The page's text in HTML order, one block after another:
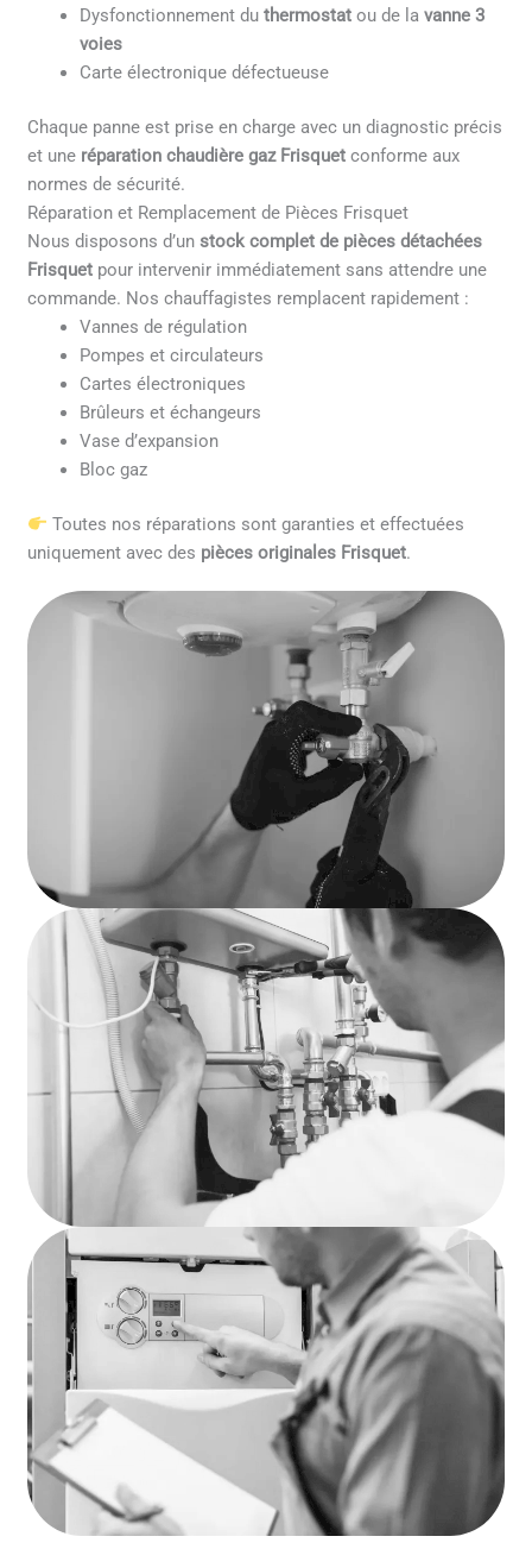
Dysfonctionnement duthermostat ou de lavanne 3
voies
Carte électronique défectueuse
Chaque panne est prise en charge avec un diagnostic précis
et une réparation chaudière gaz Frisquet conforme aux
normes de sécurité.
Réparation et Remplacement de Pièces Frisquet
Nous disposons d’unstock complet de pièces détachées
Frisquet pour intervenir immédiatement sans attendre une
commande. Nos chauffagistes remplacent rapidement :
Vannes de régulation
Pompes et circulateurs
Cartes électroniques
Brûleurs et échangeurs
Vase d’expansion
Bloc gaz
Toutes nos réparations sont garanties et effectuées
uniquement avec des pièces originales Frisquet.